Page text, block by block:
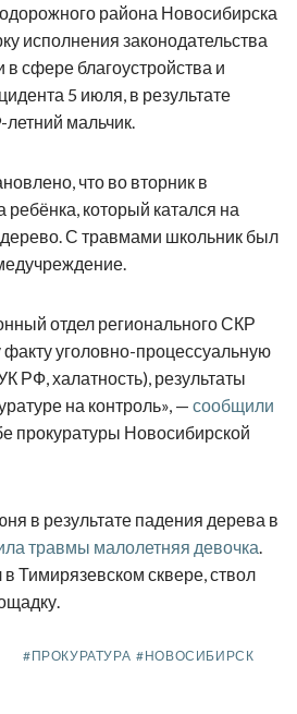
района Новосибирска
исполнения законодательства
в сфере благоустройства и
5 июля, в результате
летний мальчик.
что во вторник в
который катался на
С травмами школьник был
отдел регионального СКР
уголовно-процессуальную
РФ, халатность), результаты
на контроль», — сообщили
прокуратуры Новосибирской
в результате падения дерева в
травмы малолетняя девочка.
Тимирязевском сквере, ствол
#ПРОКУРАТУРА #НОВОСИБИРСК